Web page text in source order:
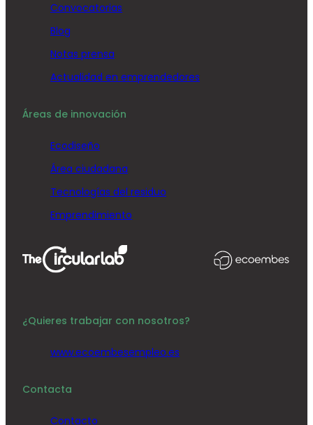
Convocatorias
Blog
Notas prensa
Actualidad en emprendedores
Áreas de innovación
Ecodiseño
Área ciudadana
Tecnologías del residuo
Emprendimiento
¿Quieres trabajar con nosotros?
www.ecoembesempleo.es
Contacta
Contacto